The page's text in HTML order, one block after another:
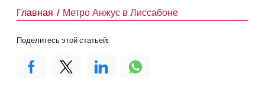
Главная Метро Анжус в Лиссабоне
Поделитесь этой статьей: